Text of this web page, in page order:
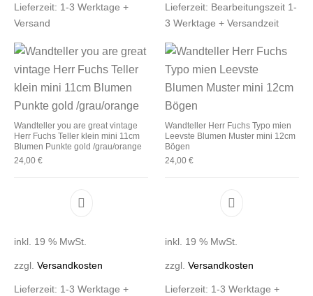
Lieferzeit: 1-3 Werktage +
Versand
Lieferzeit: Bearbeitungszeit 1-
3 Werktage + Versandzeit
Wandteller you are great vintage
Herr Fuchs Teller klein mini 11cm
Blumen Punkte gold /grau/orange
24,00€
inkl. 19 % MwSt.
zzgl.Versandkosten
Lieferzeit: 1-3 Werktage +
Wandteller Herr Fuchs Typo mien
Leevste Blumen Muster mini 12cm
Bögen
24,00 €
inkl. 19 % MwSt.
zzgl. Versandkosten
Lieferzeit: 1-3 Werktage +